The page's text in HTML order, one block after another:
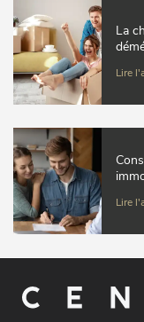
La
Lire
Lire